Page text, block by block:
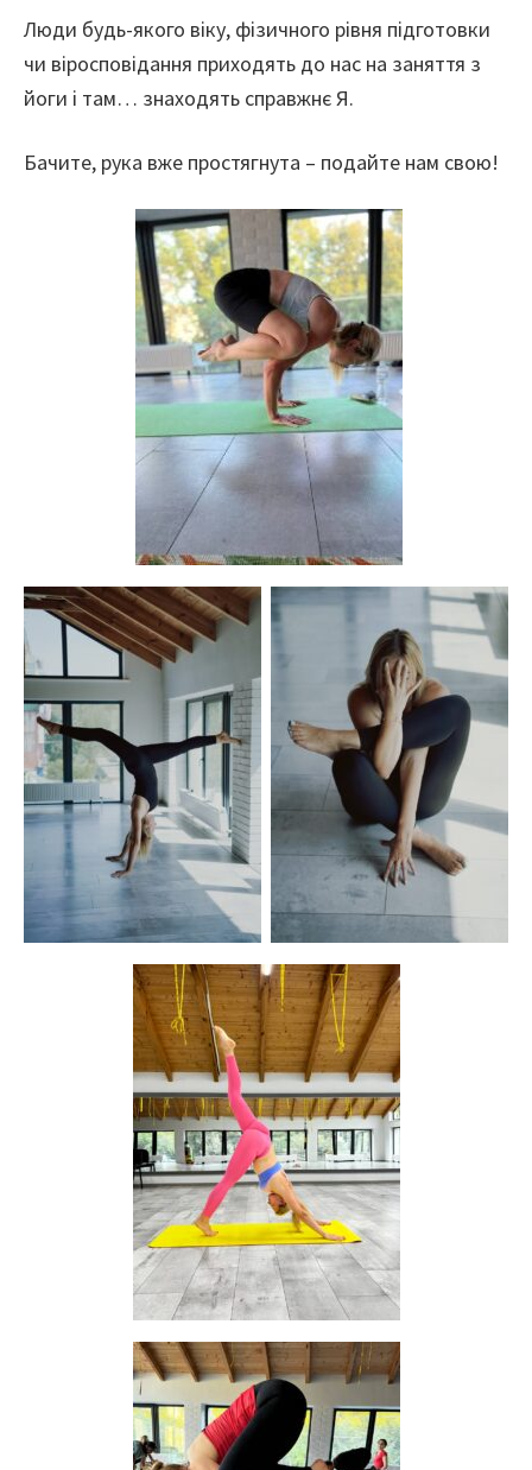
Люди будь-якого віку, фізичного рівня підготовки
чи віросповідання приходять до нас на заняття з
йоги і там… знаходять справжнє Я.
Бачите, рука вже простягнута – подайте нам свою!